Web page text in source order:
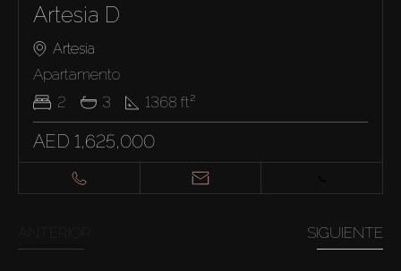
Artesia D
Artesia
Apartamento
2
3 1368 ft²
AED 1,625,000
SIGUIENTE